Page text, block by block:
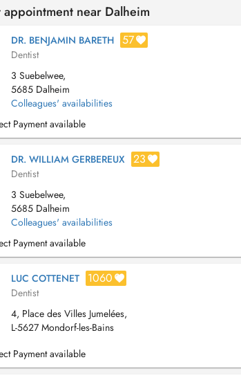
appointment near Dalheim
DR. BENJAMIN BARETH 57
Dentist
3 Suebelwee,
5685 Dalheim
Colleagues' availabilities
Payment available
DR. WILLIAM GERBEREUX 23
Dentist
3 Suebelwee,
5685 Dalheim
Colleagues' availabilities
Payment available
LUC COTTENET 1060
Dentist
4, Place des Villes Jumelées,
L-5627 Mondorf-les-Bains
Payment available